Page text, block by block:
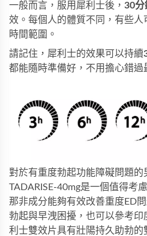
一般而言，服用犀利士後， 30分
效。每個人的體質不同，有些
時間範圍。
請記住，犀利士的效果可以持續
都能隨時準備好，不用擔心錯過
對於有重度勃起功能障礙問題的
TADARISE-40mg是一個值得考
那非成分能夠有效改善重度ED
勃起與早洩困擾，也可以參考印
利士雙效片具有壯陽持久助勃的